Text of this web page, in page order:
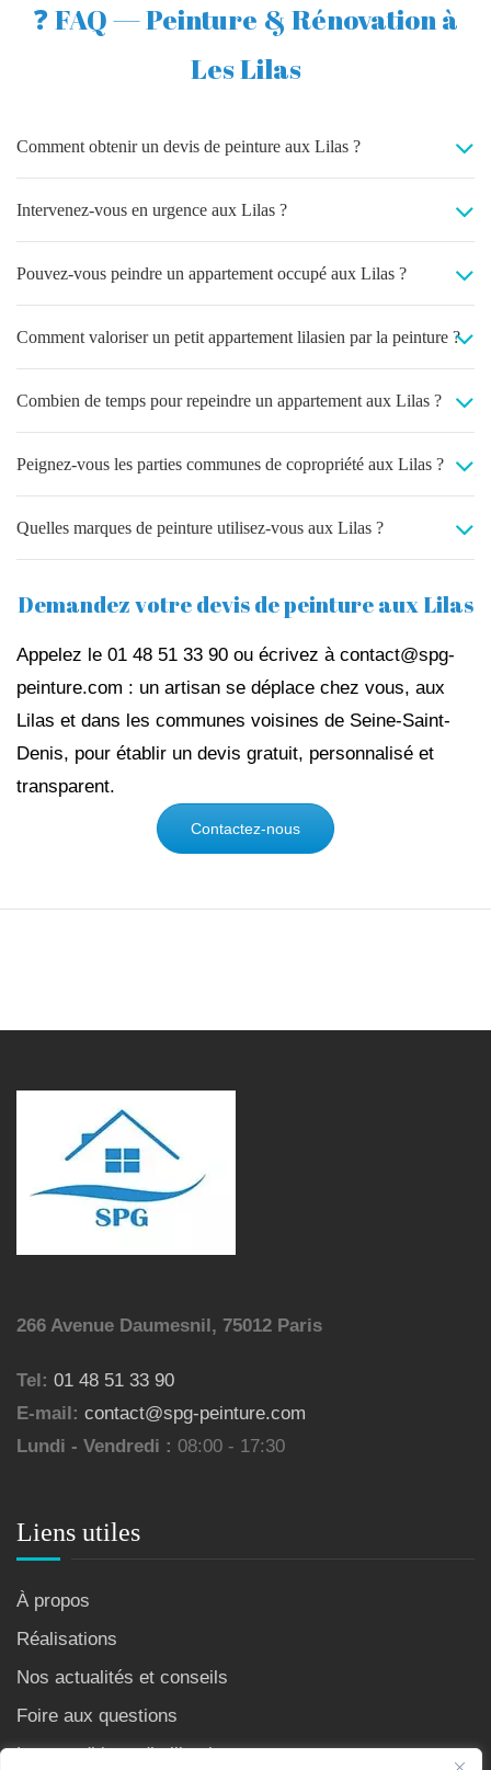
❓ FAQ — Peinture & Rénovation à
Les Lilas
Comment obtenir un devis de peinture aux Lilas ?
Intervenez-vous en urgence aux Lilas ?
Pouvez-vous peindre un appartement occupé aux Lilas ?
Comment valoriser un petit appartement lilasien par la peinture ?
Combien de temps pour repeindre un appartement aux Lilas ?
Peignez-vous les parties communes de copropriété aux Lilas ?
Quelles marques de peinture utilisez-vous aux Lilas ?
Demandez votre devis de peinture aux Lilas
Appelez le 01 48 51 33 90 ou écrivez à contact@spg-
peinture.com : un artisan se déplace chez vous, aux
Lilas et dans les communes voisines de Seine-Saint-
Denis, pour établir un devis gratuit, personnalisé et
transparent.
Contactez-nous
266 Avenue Daumesnil, 75012 Paris
Tel: 01 48 51 33 90
E-mail: contact@spg-peinture.com
Lundi - Vendredi : 08:00 - 17:30
Liens utiles
À propos
Réalisations
Nos actualités et conseils
Foire aux questions
Les conditions d’utilisation